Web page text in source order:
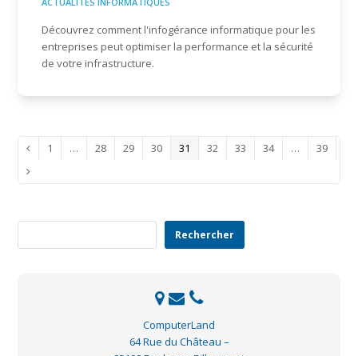
Découvrez comment l'infogérance informatique pour les
entreprises peut optimiser la performance et la sécurité
de votre infrastructure.
Précédent
Page
1 … Page
28 Page
29 Page
30 Page
31 Page
32 Page
33 Page
34 … Page
39
Suivant
Rechercher
ComputerLand
64 Rue du Château –